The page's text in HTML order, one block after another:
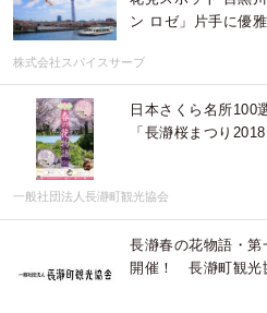
ン ロゼ」片手に優
株式会社スパイスサーブ
日本さくら名所100
「長瀞桜まつり
一般社団法人長瀞町観光協会
長瀞春の花物語・第
開催！ 長瀞町観光